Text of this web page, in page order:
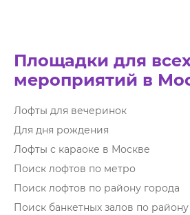
Площадки для
мероприятий в
Лофты для вечеринок
Для дня рождения
Лофты с караоке в Москве
Поиск лофтов по метро
Поиск лофтов по району города
Поиск банкетных залов по